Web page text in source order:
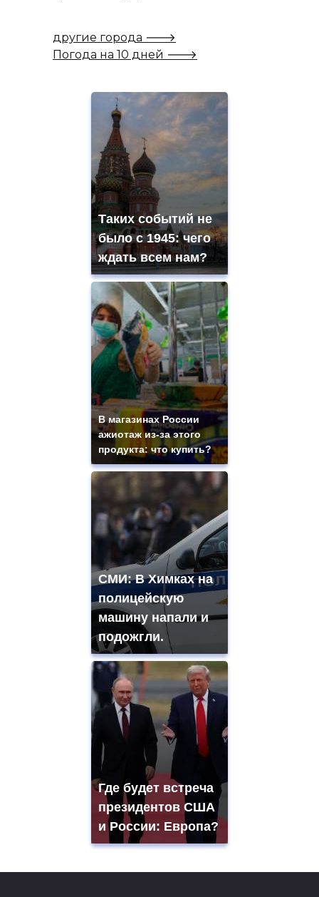
другие города 🡒
Погода на 10 дней 🡒
Таких событий не
было с 1945: чего
ждать всем нам?
В магазинах России
ажиотаж из-за этого
продукта: что купить?
СМИ: В Химках на
полицейскую
машину напали и
подожгли.
Где будет встреча
президентов США
и России: Европа?